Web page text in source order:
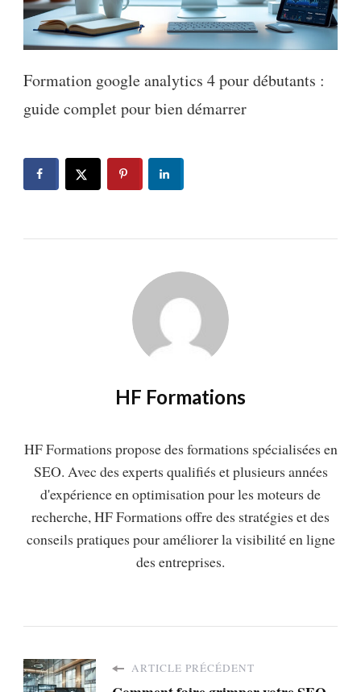
Formation google analytics 4 pour débutants :
guide complet pour bien démarrer
HF Formations
HF Formations propose des formations spécialisées en
SEO. Avec des experts qualifiés et plusieurs années
d'expérience en optimisation pour les moteurs de
recherche, HF Formations offre des stratégies et des
conseils pratiques pour améliorer la visibilité en ligne
des entreprises.
ARTICLE PRÉCÉDENT